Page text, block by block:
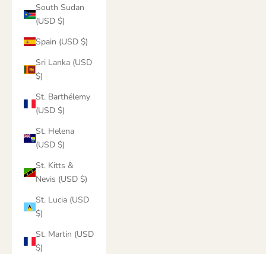
South Sudan
(USD $)
Spain (USD $)
Sri Lanka (USD
$)
St. Barthélemy
(USD $)
St. Helena
(USD $)
St. Kitts &
Nevis (USD $)
St. Lucia (USD
$)
St. Martin (USD
$)